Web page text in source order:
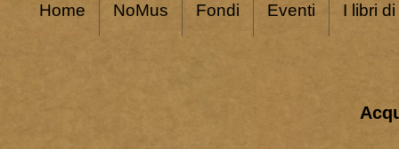
Home NoMus Fondi Eventi I libri